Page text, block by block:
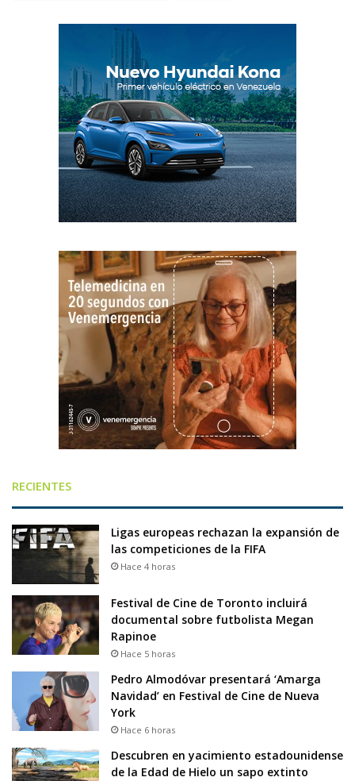
RECIENTES
Ligas europeas rechazan la expansión de
las competiciones de la FIFA
Hace 4 horas
Festival de Cine de Toronto incluirá
documental sobre futbolista Megan
Rapinoe
Hace 5 horas
Pedro Almodóvar presentará ‘Amarga
Navidad’ en Festival de Cine de Nueva
York
Hace 6 horas
Descubren en yacimiento estadounidense
de la Edad de Hielo un sapo extinto